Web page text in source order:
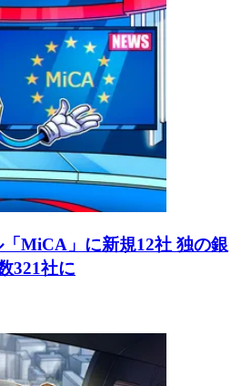
MiCA」に新規12社 独の銀
321社に